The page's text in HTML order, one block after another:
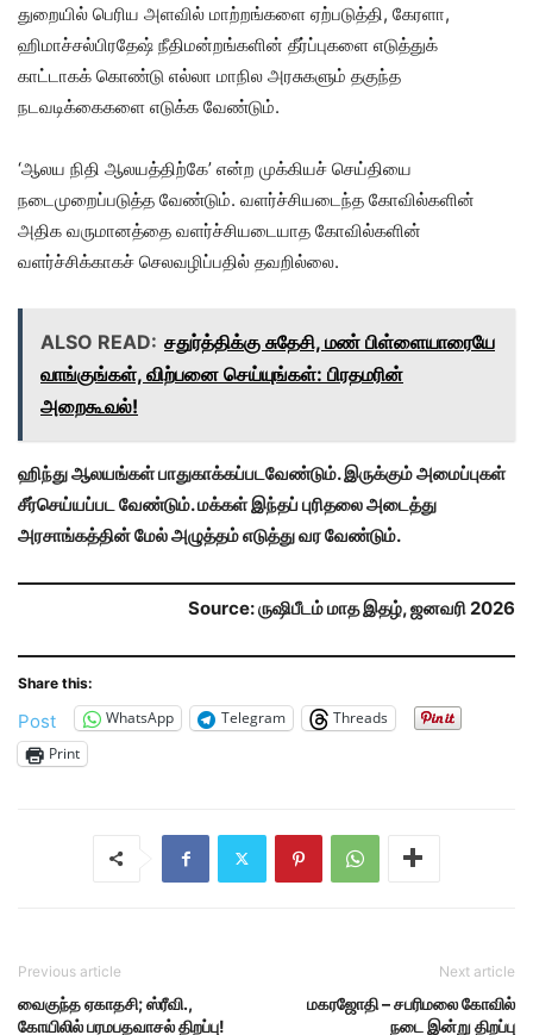
துறையில் பெரிய அளவில் மாற்றங்களை ஏற்படுத்தி, கேரளா,
ஹிமாச்சல்பிரதேஷ் நீதிமன்றங்களின் தீர்ப்புகளை எடுத்துக்
காட்டாகக் கொண்டு எல்லா மாநில அரசுகளும் தகுந்த
நடவடிக்கைகளை எடுக்க வேண்டும்.
‘ஆலய நிதி ஆலயத்திற்கே’ என்ற முக்கியச் செய்தியை
நடைமுறைப்படுத்த வேண்டும். வளர்ச்சியடைந்த கோவில்களின்
அதிக வருமானத்தை வளர்ச்சியடையாத கோவில்களின்
வளர்ச்சிக்காகச் செலவழிப்பதில் தவறில்லை.
ALSO READ: சதுர்த்திக்கு சுதேசி, மண் பிள்ளையாரையே
வாங்குங்கள், விற்பனை செய்யுங்கள்: பிரதமரின்
அறைகூவல்!
ஹிந்து ஆலயங்கள் பாதுகாக்கப்படவேண்டும். இருக்கும் அமைப்புகள்
சீர்செய்யப்பட வேண்டும். மக்கள் இந்தப் புரிதலை அடைத்து
அரசாங்கத்தின் மேல் அழுத்தம் எடுத்து வர வேண்டும்.
Source: ருஷிபீடம் மாத இதழ், ஜனவரி 2026
Share this:
Post WhatsApp Telegram
Threads
Print
Previous article
வைகுந்த ஏகாதசி; ஸ்ரீவி.,
கோயிலில் பரமபதவாசல் திறப்பு!
Next article
மகரஜோதி – சபரிமலை கோவில்
நடை இன்று திறப்பு